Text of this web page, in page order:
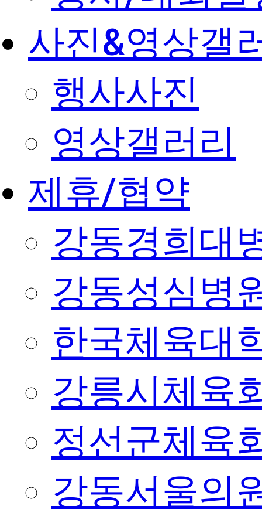
사진&영상갤
행사사진
영상갤러리
제휴/협약
강동경희대
강동성심병
한국체육대
강릉시체육
정선군체육
강동서울의